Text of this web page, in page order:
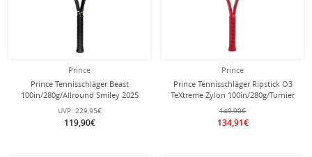
Prince
Prince Tennisschläger Beast
100in/280g/Allround Smiley 2025
schwarz - unbesaitet -
UVP: 229,95€
119,90€
Prince
Prince Tennisschläger Ripstick O3
TeXtreme Zylon 100in/280g/Turnier
2025 rot - unbesaitet -
149,90€
134,91€